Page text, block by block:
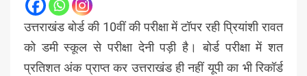
उत्तराखंड बोर्ड की 10वीं की परीक्षा में टॉपर रही प्रियांशी रावत
को डमी स्कूल से परीक्षा देनी पड़ी है। बोर्ड परीक्षा में शत
प्रतिशत अंक प्राप्त कर उत्तराखंड ही नहीं यूपी का भी रिकॉर्ड